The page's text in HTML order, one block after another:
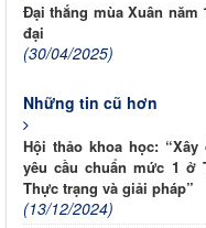
Đại thắng mùa Xuân
đại
(30/04/2025)
Những tin cũ hơn
Hội thảo khoa học:
yêu cầu chuẩn mức 1 ở
Thực trạng và giải pháp”
(13/12/2024)